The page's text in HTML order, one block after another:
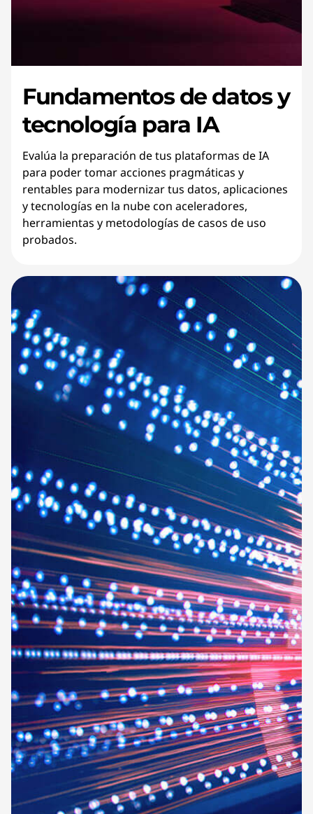
Fundamentos de datos y
tecnología para IA
Evalúa la preparación de tus plataformas de IA
para poder tomar acciones pragmáticas y
rentables para modernizar tus datos, aplicaciones
y tecnologías en la nube con aceleradores,
herramientas y metodologías de casos de uso
probados.